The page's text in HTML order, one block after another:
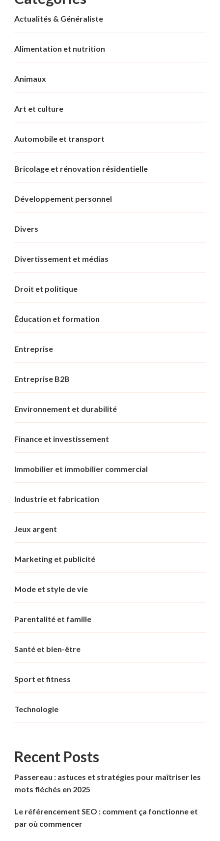
Actualités & Généraliste
Alimentation et nutrition
Animaux
Art et culture
Automobile et transport
Bricolage et rénovation résidentielle
Développement personnel
Divers
Divertissement et médias
Droit et politique
Éducation et formation
Entreprise
Entreprise B2B
Environnement et durabilité
Finance et investissement
Immobilier et immobilier commercial
Industrie et fabrication
Jeux argent
Marketing et publicité
Mode et style de vie
Parentalité et famille
Santé et bien-être
Sport et fitness
Technologie
Recent Posts
Passereau : astuces et stratégies pour maîtriser les
mots fléchés en 2025
Le référencement SEO : comment ça fonctionne et
par où commencer